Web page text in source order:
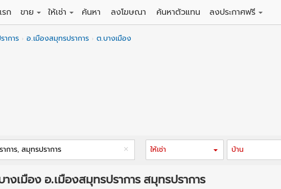
รก
ขาย
ให้เช่า
ให้เช่าบ้าน
ค้นหา ลงโฆษณา ค้นหาตัวแทน
ลงประกาศฟรี
าการ อ.เมืองสมุทรปราการ ต.บางเมือง
ให้เช่า บ้าน
างเมือง อ.เมืองสมุทรปราการ สมุทรปราการ